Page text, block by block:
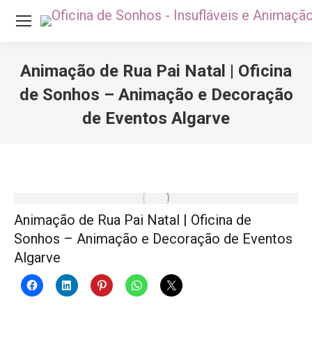
Animação de Rua Pai Natal | Oficina
de Sonhos – Animação e Decoração
de Eventos Algarve
Animação de Rua Pai Natal | Oficina de
Sonhos – Animação e Decoração de Eventos
Algarve